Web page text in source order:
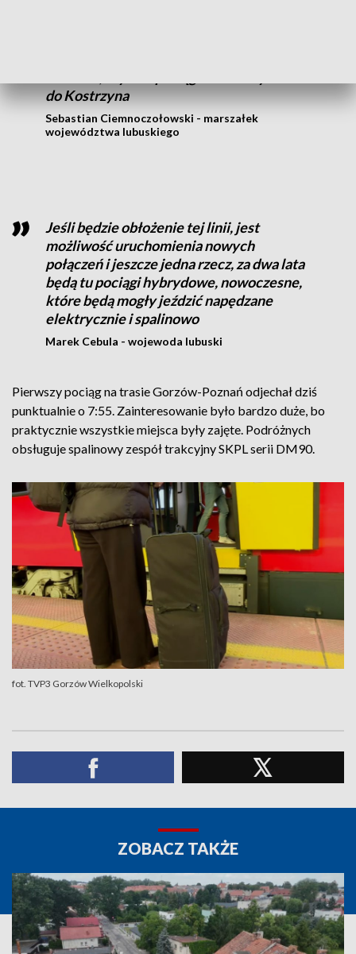
do Kostrzyna
Sebastian Ciemnoczołowski - marszałek
województwa lubuskiego
Jeśli będzie obłożenie tej linii, jest
możliwość uruchomienia nowych
połączeń i jeszcze jedna rzecz, za dwa lata
będą tu pociągi hybrydowe, nowoczesne,
które będą mogły jeździć napędzane
elektrycznie i spalinowo
Marek Cebula - wojewoda lubuski
Pierwszy pociąg na trasie Gorzów-Poznań odjechał dziś
punktualnie o 7:55. Zainteresowanie było bardzo duże, bo
praktycznie wszystkie miejsca były zajęte. Podróżnych
obsługuje spalinowy zespół trakcyjny SKPL serii DM90.
fot. TVP3 Gorzów Wielkopolski
ZOBACZ TAKŻE